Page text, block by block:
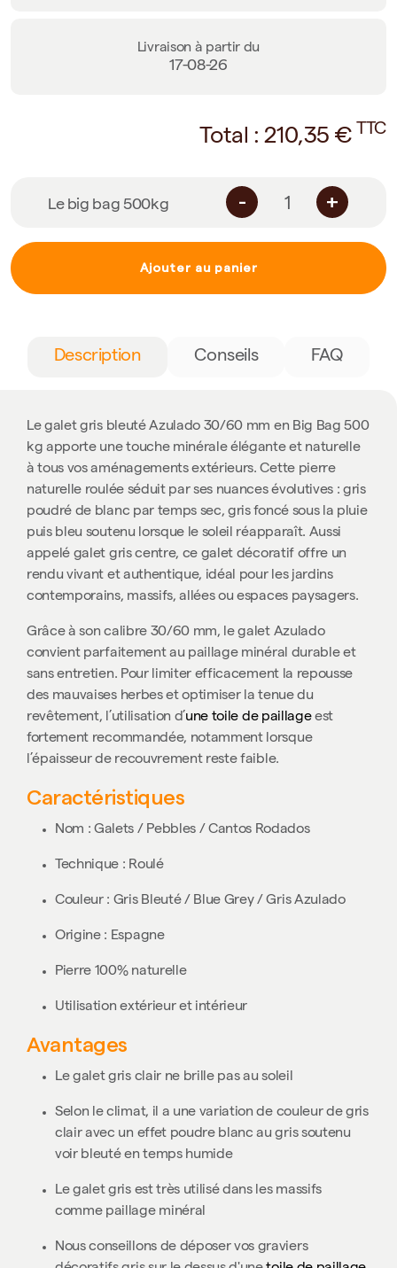
Livraison à partir du
17-08-26
Total : 210,35 € TTC
Le big bag 500kg - +
Ajouter au panier
Description Conseils FAQ
Le galet gris bleuté Azulado 30/60 mm en Big Bag 500
kg apporte une touche minérale élégante et naturelle
à tous vos aménagements extérieurs. Cette pierre
naturelle roulée séduit par ses nuances évolutives : gris
poudré de blanc par temps sec, gris foncé sous la pluie
puis bleu soutenu lorsque le soleil réapparaît. Aussi
appelé galet gris centre, ce galet décoratif offre un
rendu vivant et authentique, idéal pour les jardins
contemporains, massifs, allées ou espaces paysagers.
Grâce à son calibre 30/60 mm, le galet Azulado
convient parfaitement au paillage minéral durable et
sans entretien. Pour limiter efficacement la repousse
des mauvaises herbes et optimiser la tenue du
revêtement, l’utilisation d’une toile de paillageest
fortement recommandée, notamment lorsque
l’épaisseur de recouvrement reste faible.
Caractéristiques
Nom : Galets / Pebbles / Cantos Rodados
Technique : Roulé
Couleur : Gris Bleuté / Blue Grey / Gris Azulado
Origine : Espagne
Pierre 100% naturelle
Utilisation extérieur et intérieur
Avantages
Le galet gris clair ne brille pas au soleil
Selon le climat, il a une variation de couleur de gris
clair avec un effet poudre blanc au gris soutenu
voir bleuté en temps humide
Le galet gris est très utilisé dans les massifs
comme paillage minéral
Nous conseillons de déposer vos graviers